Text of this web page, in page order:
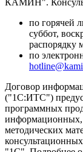
по горячей
суббот,
распорядку
по
Договор
("1С:ИТС")
программных
информационных,
методических